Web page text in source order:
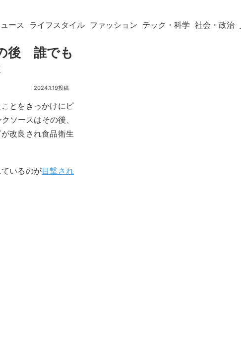
ース ライフスタイル ファッション テック・科学 社会・政治
後 誰でも
2024.1.19
とをきっかけにピ
ソースはその後、
改良され食品衛生
いるのが目撃され